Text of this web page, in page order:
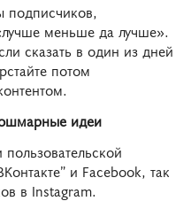
подписчиков,
меньше да лучше».
сказать в один из дней
потом
идеи
и Facebook, так
в Instagram.